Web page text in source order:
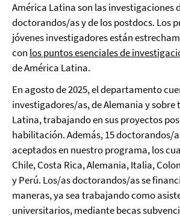
América Latina son las investigaciones
doctorandos/as y de los postdocs. Los
jóvenes investigadores están
con los puntos esenciales de
de América Latina.
En agosto de 2025, el departamento
investigadores/as, de Alemania y sobre
Latina, trabajando en sus proyectos
habilitación. Además, 15 doctorandos/
aceptados en nuestro programa, los
Chile, Costa Rica, Alemania, Italia,
y Perú. Los/as doctorandos/as se
maneras, ya sea trabajando como
universitarios, mediante becas